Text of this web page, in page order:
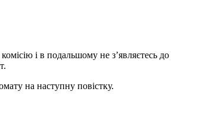
і в подальшому не з’являєтесь до
на наступну повістку.